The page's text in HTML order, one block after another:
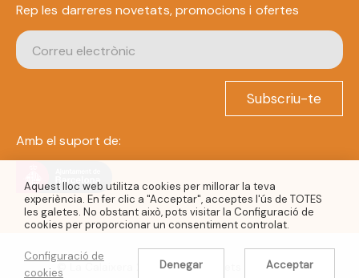
Rep les darreres novetats, promocions i ofertes
Subscriu-te
Amb el suport de:
© La Calaixera 2022. Tots els drets reservats.
Aquest lloc web utilitza cookies per millorar la teva
experiència. En fer clic a "Acceptar", acceptes l'ús de TOTES
les galetes. No obstant això, pots visitar la Configuració de
cookies per proporcionar un consentiment controlat.
Configuració de
cookies
Denegar Acceptar